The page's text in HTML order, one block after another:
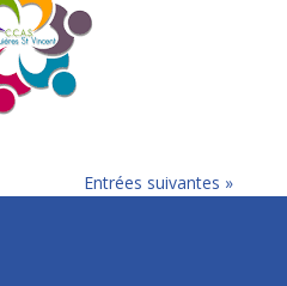
Entrées suivantes »